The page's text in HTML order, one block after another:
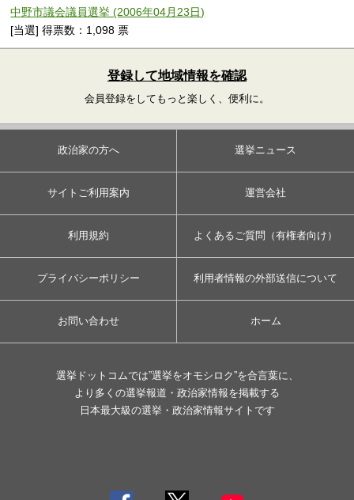
中野市議会議員選挙 (2006年04月23日)
[当選] 得票数：1,098 票
登録して地域情報を確認
会員登録をしてもっと楽しく、便利に。
政治家の方へ 選挙ニュース
サイトご利用案内 運営会社
利用規約 よくあるご質問（有権者向け）
プライバシーポリシー 利用者情報の外部送信について
お問い合わせ ホーム
選挙ドットコムでは”選挙をオモシロク”を合言葉に、
より多くの選挙報道・政治家情報を掲載する
日本最大級の選挙・政治家情報サイトです